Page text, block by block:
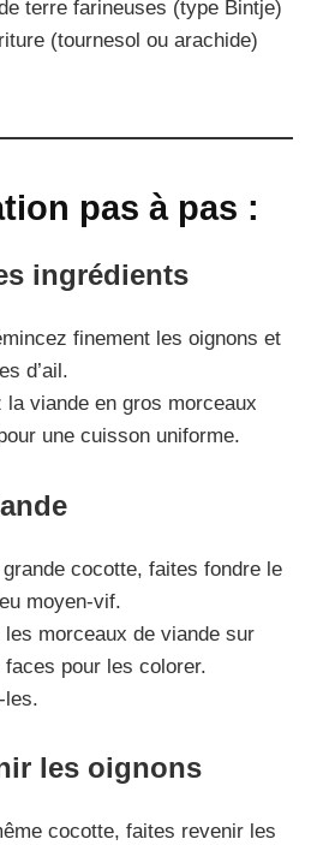
terre farineuses (type Bintje)
(tournesol ou arachide)
pas à pas :
ingrédients
finement les oignons et
d’ail.
la viande en gros morceaux
une cuisson uniforme.
cocotte, faites fondre le
moyen-vif.
morceaux de viande sur
pour les colorer.
les.
les oignons
cocotte, faites revenir les